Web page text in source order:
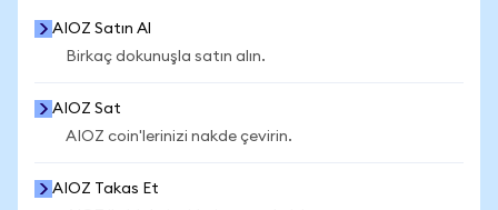
AIOZ Satın Al
Birkaç dokunuşla satın alın.
AIOZ Sat
AIOZ coin'lerinizi nakde çevirin.
AIOZ Takas Et